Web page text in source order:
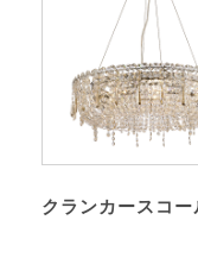
クランカースコー